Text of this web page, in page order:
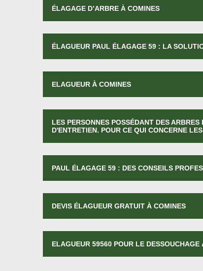
ÉLAGAGE D’ARBRE À COMINES
ÉLAGUEUR PAUL ÉLAGAGE 59 : LA
ELAGUEUR À COMINES
LES PERSONNES POSSÉDANT DES
D'ENTRETIEN. POUR CE QUI CONCERNE
PAUL ÉLAGAGE 59 : DES CONSEILS
DEVIS ÉLAGUEUR GRATUIT À COMINES
ELAGUEUR 59560 POUR LE DESSOUCHAGE